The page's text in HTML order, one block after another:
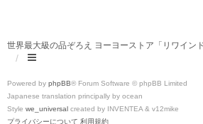
世界最大級の品ぞろえ ヨーヨーストア「リワインド
Powered by phpBB® Forum Software © phpBB Limited
Japanese translation principally by ocean
Style we_universal created by INVENTEA & v12mike
プライバシーについて 利用規約